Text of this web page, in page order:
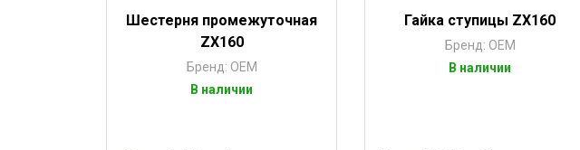
Шестерня промежуточная
ZX160
Бренд: OEM
В наличии
Гайка ступицы ZX160
Бренд: OEM
В наличии